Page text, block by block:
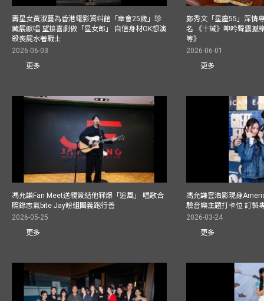
壽星女黃淑蔓為香港電影資料館「幸會25歲」珍
藏展獻唱 望接喜劇做「星女郎」 自信身材OK想演
殺喪屍水著戰士
2026-06-03
更多
鄭秀文「星塵55」深情
名 《十誡》呻吟聲震撼
等》
2026-06-01
更多
馮允謙Fan Meet送親簽結他冧爆「追風」 唱歌合
照錄志氣bite Jay盼組團義跑行善
2026-05-25
更多
馮允謙雲浩影現身
驗音樂主題打卡位 訂製
2026-03-24
更多